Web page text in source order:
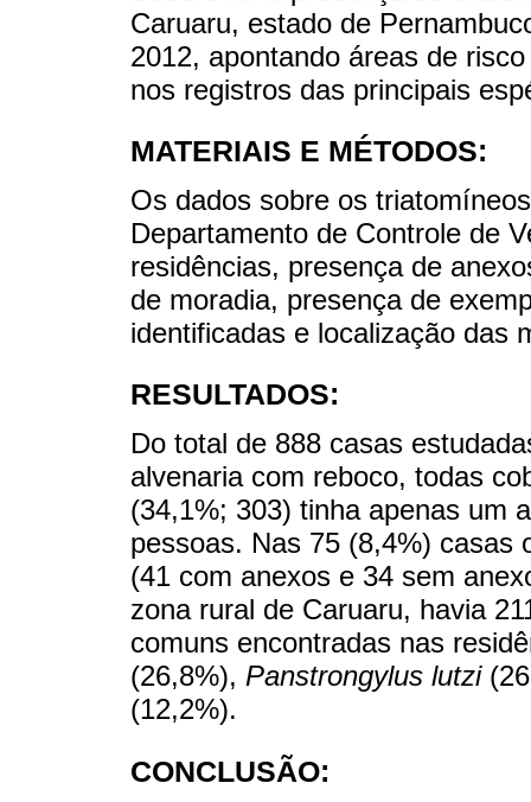
Caruaru, estado de
2012, apontando áreas de
nos registros das principais
MATERIAIS E MÉTODOS:
Os dados sobre os
Departamento de Controle de
residências, presença de
de moradia, presença de
identificadas e localização das
RESULTADOS:
Do total de 888 casas
alvenaria com reboco, todas
(34,1%; 303) tinha apenas um
pessoas. Nas 75 (8,4%) casas
(41 com anexos e 34 sem
zona rural de Caruaru, havia
comuns encontradas nas
(26,8%), Panstrongylus lutzi
(12,2%).
CONCLUSÃO: